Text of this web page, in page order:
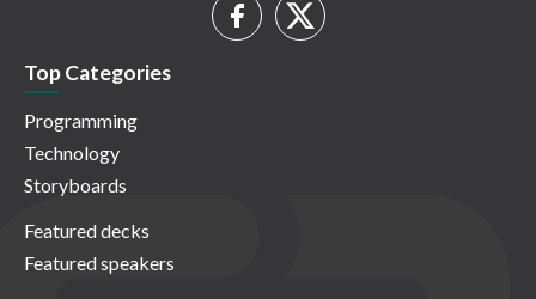
Top Categories
Programming
Technology
Storyboards
Featured decks
Featured speakers